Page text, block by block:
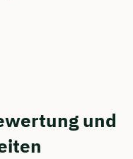
und